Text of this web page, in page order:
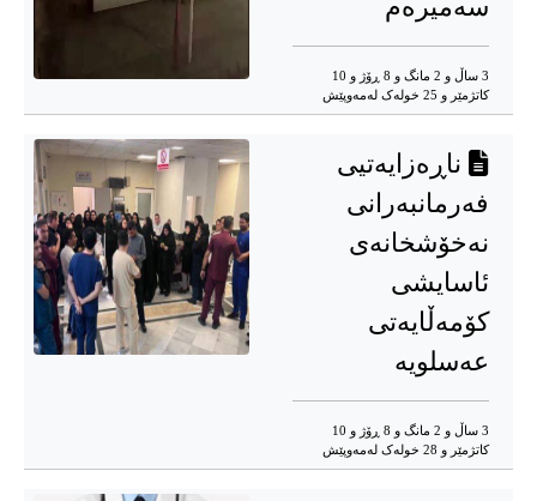
سەمیرەم
3 ساڵ و 2 مانگ و 8 ڕۆژ و 10
کاتژمێر و 25 خوله‌ک له‌مه‌وپێش‌
ناڕەزایەتیی
فەرمانبەرانی
نەخۆشخانەی
ئاسایشی
کۆمەڵایەتی
عەسلویە
3 ساڵ و 2 مانگ و 8 ڕۆژ و 10
کاتژمێر و 28 خوله‌ک له‌مه‌وپێش‌